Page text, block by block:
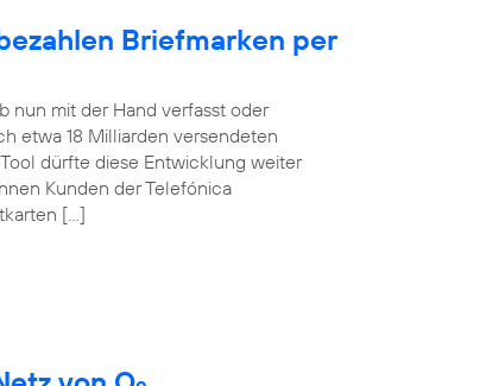
Briefmarken per
nun mit der Hand verfasst oder
etwa 18 Milliarden versendeten
dürfte diese Entwicklung weiter
Kunden der Telefónica
[…]